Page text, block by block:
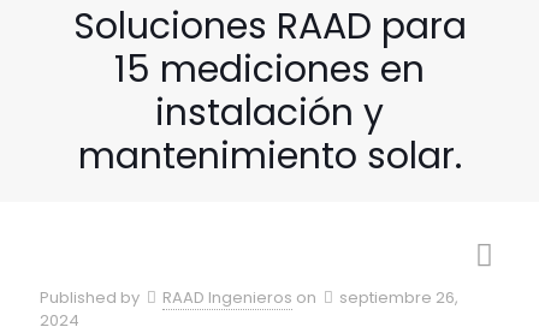
Soluciones RAAD para
15 mediciones en
instalación y
mantenimiento solar.
Published by RAAD Ingenieros on
septiembre 26,
2024